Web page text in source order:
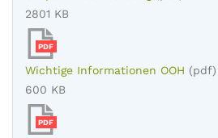
2801 KB
PDF
Wichtige Informationen OOH (pdf)
600 KB
PDF